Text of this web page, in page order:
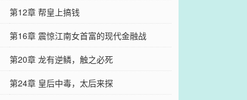
第12章 帮皇上搞钱
第16章 震惊江南女首富的现代金融战
第20章 龙有逆鳞，触之必死
第24章 皇后中毒，太后来探